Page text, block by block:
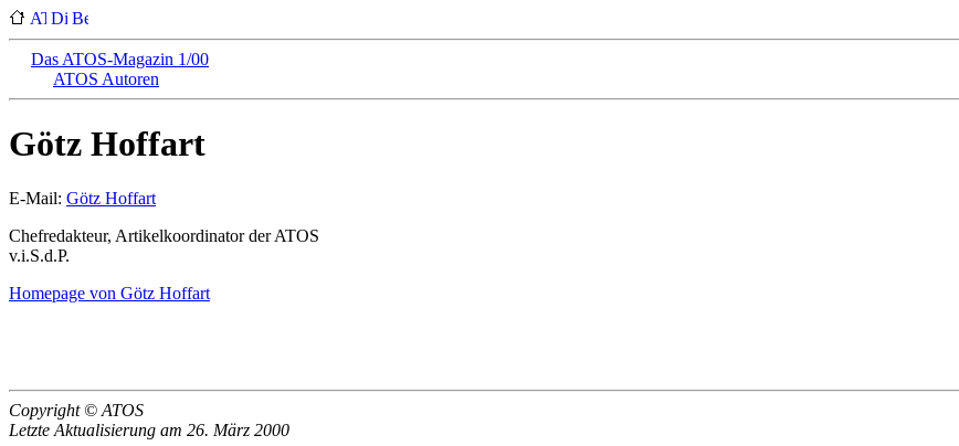
Das ATOS-Magazin 1/00
ATOS Autoren
Götz Hoffart
E-Mail: Götz Hoffart
Chefredakteur, Artikelkoordinator der ATOS
v.i.S.d.P.
Homepage von Götz Hoffart
Copyright © ATOS
Letzte Aktualisierung am 26. März 2000